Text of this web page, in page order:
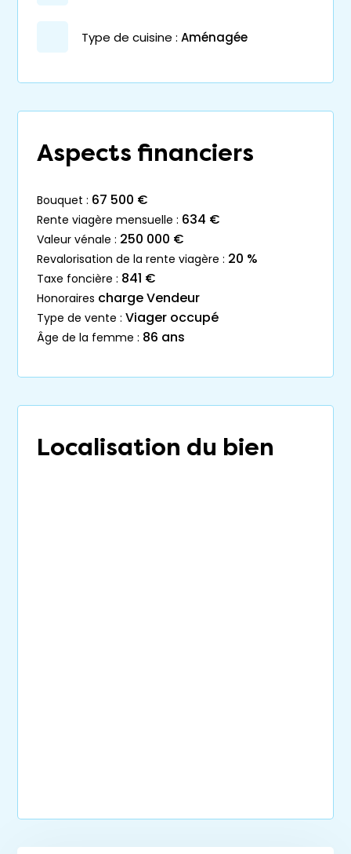
Type de cuisine : Aménagée
Aspects financiers
bouquet : 67 500 €
rente viagère mensuelle : 634 €
valeur vénale : 250 000 €
revalorisation de la rente viagère : 20 %
taxe foncière : 841 €
honoraires charge Vendeur
type de vente : Viager occupé
âge de la femme : 86 ans
Localisation du bien